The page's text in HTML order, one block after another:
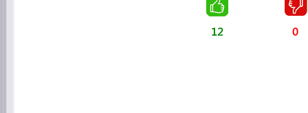
12 0